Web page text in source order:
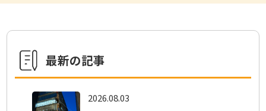
最新の記事
2026.08.03